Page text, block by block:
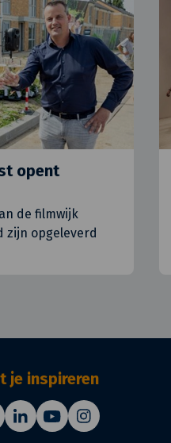
opent
de filmwijk
zijn opgeleverd
je inspireren